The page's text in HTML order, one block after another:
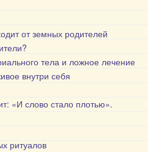
от земных родителей
тела и ложное лечение
внутри себя
«И слово стало плотью».
ритуалов